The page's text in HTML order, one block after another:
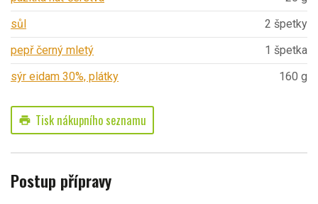
sůl
2 špetky
pepř černý mletý
1 špetka
sýr eidam 30%, plátky
160 g
print Tisk nákupního seznamu
Postup přípravy